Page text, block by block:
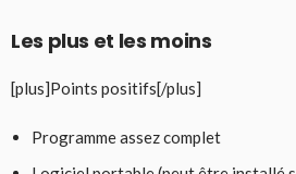
Les plus et les moins
[plus]Points positifs[/plus]
Programme assez complet